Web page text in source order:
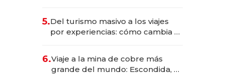
transformadoras
5.Del turismo masivo a los viajes
por experiencias: cómo cambia el
6.Viaje a la mina de cobre más
grande del mundo: Escondida, el